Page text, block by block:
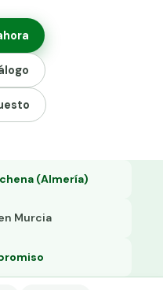
verde
(Almería)
Murcia